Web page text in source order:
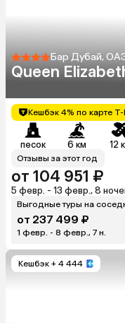
Бар Дубай,
Queen
Кешбэк 4% по карте
песок 6 км 12
Отзывы за этот год
от 104 951 ₽
5 февр. - 13 февр., 8
Выгодные туры на
от 237 499 ₽
1 февр. - 8 февр., 7 н.
Кешбэк + 4 444